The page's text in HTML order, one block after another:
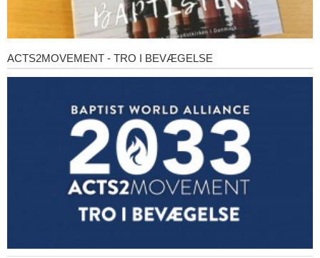
Acts2Movement
ACTS2MOVEMENT - TRO I BEVÆGELSE